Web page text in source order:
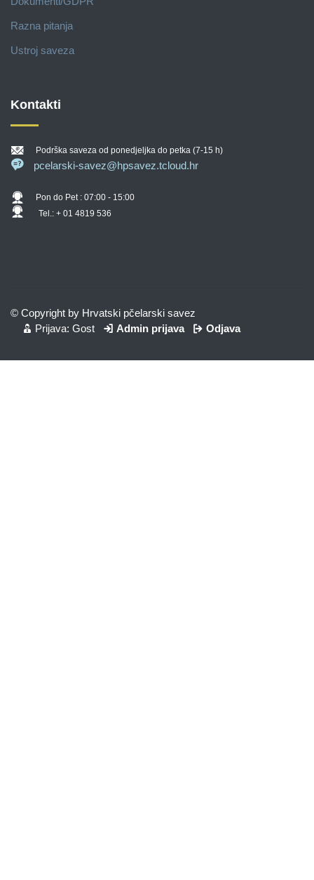
Razna pitanja
Ustroj saveza
Kontakti
Podrška saveza od ponedjeljka do petka (7-15 h)
pcelarski-savez@hpsavez.tcloud.hr
Pon do Pet : 07:00 - 15:00
Tel.: + 01 4819 536
© Copyright by Hrvatski pčelarski savez
Prijava: Gost
Admin prijava Odjava